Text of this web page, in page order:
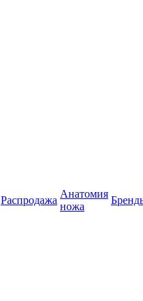
Распродажа
Анатомия
ножа